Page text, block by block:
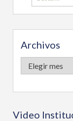
Archivos
Archivos
Video